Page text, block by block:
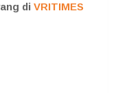
di VRITIMES